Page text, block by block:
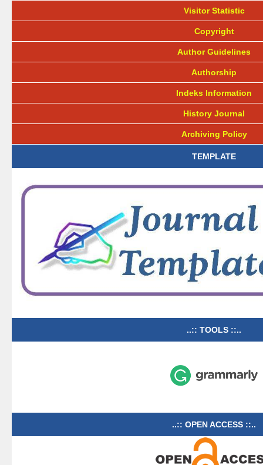
Visitor Statistic
Copyright
Author Guidelines
Authorship
Indeks Information
History Journal
Archiving Policy
TEMPLATE
..:: TOOLS ::..
..:: OPEN ACCESS ::..